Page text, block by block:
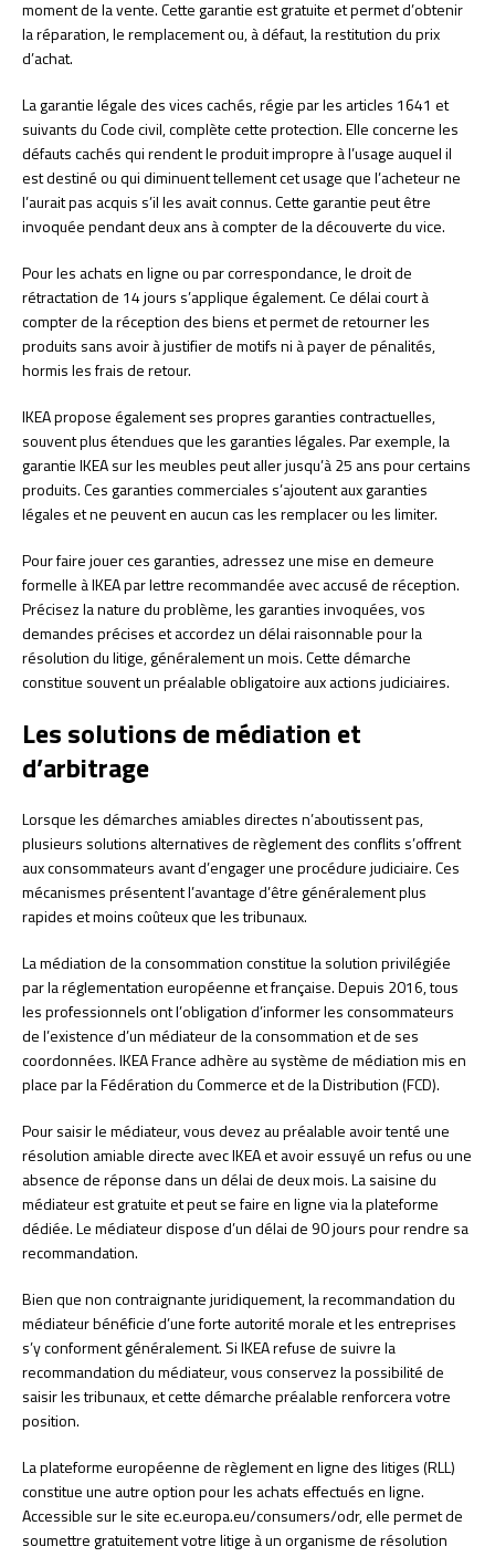
moment de la vente. Cette garantie est gratuite et permet d’obtenir
la réparation, le remplacement ou, à défaut, la restitution du prix
d’achat.
La garantie légale des vices cachés, régie par les articles 1641 et
suivants du Code civil, complète cette protection. Elle concerne les
défauts cachés qui rendent le produit impropre à l’usage auquel il
est destiné ou qui diminuent tellement cet usage que l’acheteur ne
l’aurait pas acquis s’il les avait connus. Cette garantie peut être
invoquée pendant deux ans à compter de la découverte du vice.
Pour les achats en ligne ou par correspondance, le droit de
rétractation de 14 jours s’applique également. Ce délai court à
compter de la réception des biens et permet de retourner les
produits sans avoir à justifier de motifs ni à payer de pénalités,
hormis les frais de retour.
IKEA propose également ses propres garanties contractuelles,
souvent plus étendues que les garanties légales. Par exemple, la
garantie IKEA sur les meubles peut aller jusqu’à 25 ans pour certains
produits. Ces garanties commerciales s’ajoutent aux garanties
légales et ne peuvent en aucun cas les remplacer ou les limiter.
Pour faire jouer ces garanties, adressez une mise en demeure
formelle à IKEA par lettre recommandée avec accusé de réception.
Précisez la nature du problème, les garanties invoquées, vos
demandes précises et accordez un délai raisonnable pour la
résolution du litige, généralement un mois. Cette démarche
constitue souvent un préalable obligatoire aux actions judiciaires.
Les solutions de médiation et
d’arbitrage
Lorsque les démarches amiables directes n’aboutissent pas,
plusieurs solutions alternatives de règlement des conflits s’offrent
aux consommateurs avant d’engager une procédure judiciaire. Ces
mécanismes présentent l’avantage d’être généralement plus
rapides et moins coûteux que les tribunaux.
La médiation de la consommation constitue la solution privilégiée
par la réglementation européenne et française. Depuis 2016, tous
les professionnels ont l’obligation d’informer les consommateurs
de l’existence d’un médiateur de la consommation et de ses
coordonnées. IKEA France adhère au système de médiation mis en
place par la Fédération du Commerce et de la Distribution (FCD).
Pour saisir le médiateur, vous devez au préalable avoir tenté une
résolution amiable directe avec IKEA et avoir essuyé un refus ou une
absence de réponse dans un délai de deux mois. La saisine du
médiateur est gratuite et peut se faire en ligne via la plateforme
dédiée. Le médiateur dispose d’un délai de 90 jours pour rendre sa
recommandation.
Bien que non contraignante juridiquement, la recommandation du
médiateur bénéficie d’une forte autorité morale et les entreprises
s’y conforment généralement. Si IKEA refuse de suivre la
recommandation du médiateur, vous conservez la possibilité de
saisir les tribunaux, et cette démarche préalable renforcera votre
position.
La plateforme européenne de règlement en ligne des litiges (RLL)
constitue une autre option pour les achats effectués en ligne.
Accessible sur le site ec.europa.eu/consumers/odr, elle permet de
soumettre gratuitement votre litige à un organisme de résolution